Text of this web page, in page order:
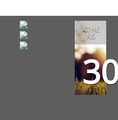
ATHE
NS